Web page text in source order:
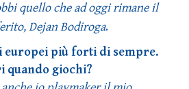
quello che ad oggi rimane il
Dejan Bodiroga.
europei più forti di sempre.
quando giochi?